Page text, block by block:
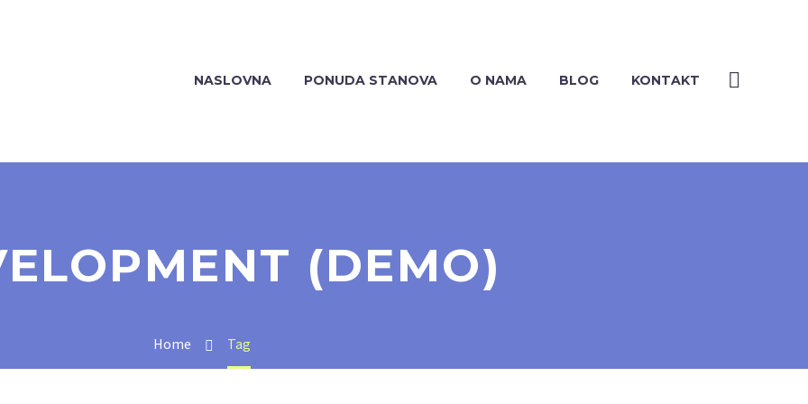
NASLOVNA PONUDA STANOVA O NAMA BLOG KONTAKT
(DEMO)
Home Tag